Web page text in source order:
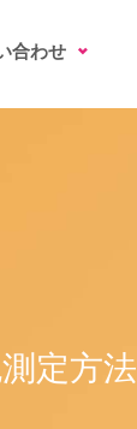
合わせ
定方法